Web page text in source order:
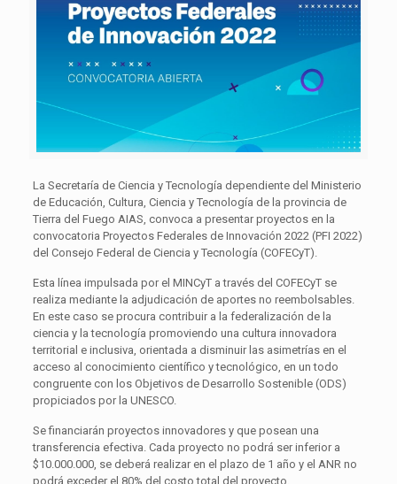
La Secretaría de Ciencia y Tecnología dependiente del Ministerio
de Educación, Cultura, Ciencia y Tecnología de la provincia de
Tierra del Fuego AIAS, convoca a presentar proyectos en la
convocatoria Proyectos Federales de Innovación 2022 (PFI 2022)
del Consejo Federal de Ciencia y Tecnología (COFECyT).
Esta línea impulsada por el MINCyT a través del COFECyT se
realiza mediante la adjudicación de aportes no reembolsables.
En este caso se procura contribuir a la federalización de la
ciencia y la tecnología promoviendo una cultura innovadora
territorial e inclusiva, orientada a disminuir las asimetrías en el
acceso al conocimiento científico y tecnológico, en un todo
congruente con los Objetivos de Desarrollo Sostenible (ODS)
propiciados por la UNESCO.
Se financiarán proyectos innovadores y que posean una
transferencia efectiva. Cada proyecto no podrá ser inferior a
$10.000.000, se deberá realizar en el plazo de 1 año y el ANR no
podrá exceder el 80% del costo total del proyecto.